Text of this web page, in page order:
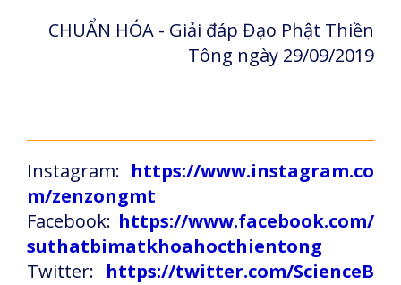
CHUẨN HÓA - Giải đáp Đạo Phật Thiền
Tông ngày 29/09/2019
Instagram: https://www.instagram.co
m/zenzongmt
Facebook: https://www.facebook.com/
suthatbimatkhoahocthientong
Twitter: https://twitter.com/ScienceB